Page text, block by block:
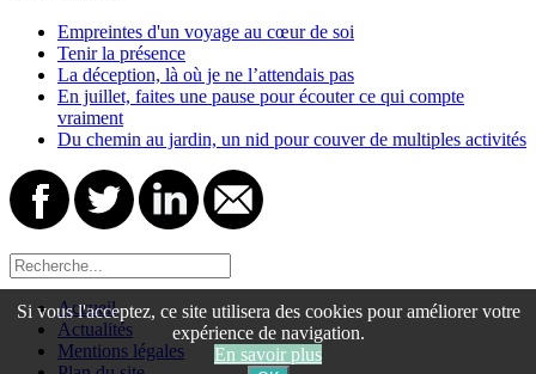
Empreintes d'un voyage au cœur de soi
Tenir la présence
La déception, là où je ne l’attendais pas
En juillet, faites une pause pour écouter ce qui compte
vraiment
Du chemin au jardin, un nid pour couver de multiples activités
Accueil
Actualités
Mentions légales
Si vous l'acceptez, ce site utilisera des cookies pour améliorer votre
expérience de navigation.
En savoir plus